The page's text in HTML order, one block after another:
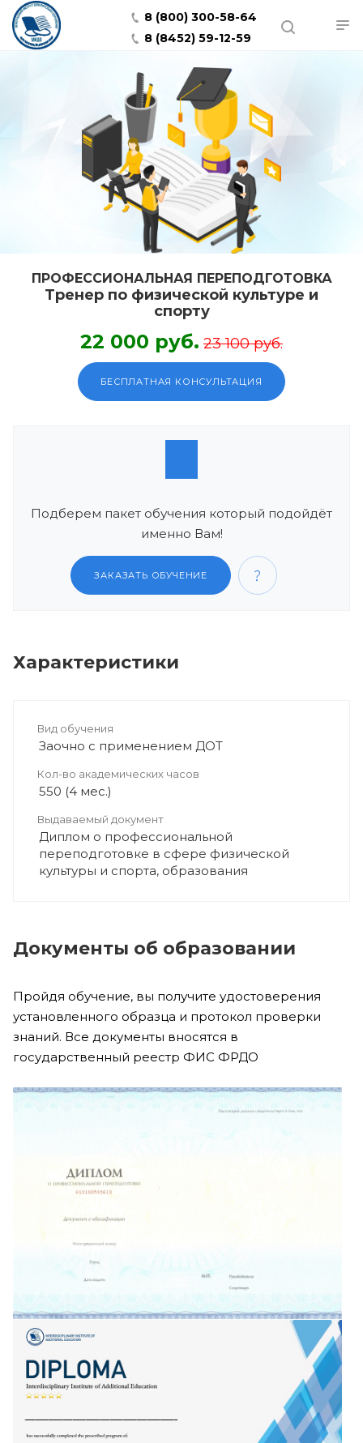
8 (800) 300-58-64
8 (8452) 59-12-59
ПРОФЕССИОНАЛЬНАЯ ПЕРЕПОДГОТОВКА
Тренер по физической культуре и
спорту
22 000 руб. 23 100 руб.
БЕСПЛАТНАЯ КОНСУЛЬТАЦИЯ
Подберем пакет обучения который подойдёт
именно Вам!
ЗАКАЗАТЬ ОБУЧЕНИЕ
Характеристики
Вид обучения
Заочно с применением ДОТ
Кол-во академических часов
550 (4 мес.)
Выдаваемый документ
Диплом о профессиональной
переподготовке в сфере физической
культуры и спорта, образования
Документы об образовании
Пройдя обучение, вы получите удостоверения
установленного образца и протокол проверки
знаний. Все документы вносятся в
государственный реестр ФИС ФРДО